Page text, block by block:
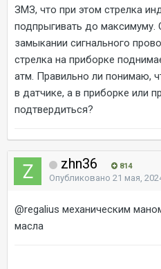
ЗМЗ, что при этом стрелка
подпрыгивать до максимуму.
замыкании сигнального
стрелка на приборке
атм. Правильно ли понимаю,
в датчике, а в приборке или
подтвердиться?
zhn36 814
Опубликовано 21 мая,
@regalius механическим
масла